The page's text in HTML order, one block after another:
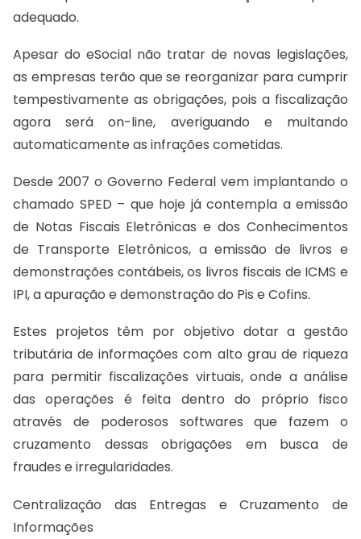
adequado.
Apesar do eSocial não tratar de novas legislações,
as empresas terão que se reorganizar para cumprir
tempestivamente as obrigações, pois a fiscalização
agora será on-line, averiguando e multando
automaticamente as infrações cometidas.
Desde 2007 o Governo Federal vem implantando o
chamado SPED – que hoje já contempla a emissão
de Notas Fiscais Eletrônicas e dos Conhecimentos
de Transporte Eletrônicos, a emissão de livros e
demonstrações contábeis, os livros fiscais de ICMS e
IPI, a apuração e demonstração do Pis e Cofins.
Estes projetos têm por objetivo dotar a gestão
tributária de informações com alto grau de riqueza
para permitir fiscalizações virtuais, onde a análise
das operações é feita dentro do próprio fisco
através de poderosos softwares que fazem o
cruzamento dessas obrigações em busca de
fraudes e irregularidades.
Centralização das Entregas e Cruzamento de
Informações